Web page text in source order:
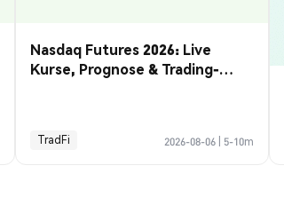
Nasdaq Futures 2026: Live
Kurse, Prognose & Trading-
TradFi 2026-08-06 5-10m